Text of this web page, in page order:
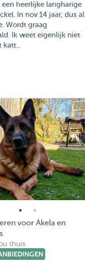
heerlijke langharige
In nov 14 jaar, dus al
Wordt graag
Ik weet eigenlijk niet
katt...
voor Akela en
thuis